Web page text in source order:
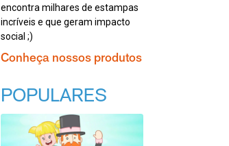
encontra milhares de estampas
incríveis e que geram impacto
social ;)
Conheça nossos produtos
POPULARES